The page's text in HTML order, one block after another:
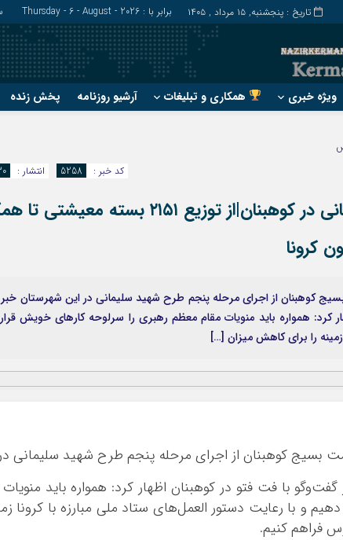
تاریخ : پنجشنبه, ۱۵ مرداد , ۱۴۰۵ برابر با : Thursday - 6 - August - 2026
ویژه خبری همکاری و تبلیغات آرشیو روزنامه پخش زنده
رابر
راور
ریگان
سیرجان
انتشار :
30 - مرداد - 1400 کد خبر : 5258
کرونا
کوهبنان از اجرای مرحله پنجم طرح شهید سلیمانی در این شهرستان خبر
کرد: همواره باید منویات مقام معظم رهبری را سرلوحه کارهای خویش
زمینه را برای کاهش میزان […]
بسیج کوهبنان از اجرای مرحله پنجم طرح شهید سلیمانی
گفت‌وگو با فت فتو در کوهبنان اظهار کرد: همواره باید
و با رعایت دستور العمل‌های ستاد ملی مبارزه با کرونا
فراهم کنیم.